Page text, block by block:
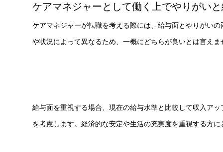
ケアマネジャーとして働く上でやりがい
ケアマネジャーが転職を考える際には、給与面とやりがい
や状況によって異なるため、一概にどちらが良いとは言えま
給与面を重視する場合、現在の給与水準と比較して収入ア
を考慮します。経済的な安定や生活の充実度を重視する方